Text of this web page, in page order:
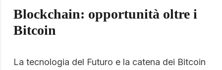
Blockchain: opportunità oltre i
Bitcoin
La tecnologia del Futuro e la catena dei Bitcoin